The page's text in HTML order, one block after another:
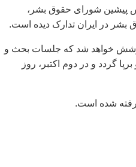
پيشين شورای حقوق بشر،
در ايران تدارک ديده است.
خواهد شد که جلسات بحث و
گردد و در دوم اکتبر، روز
شده است.